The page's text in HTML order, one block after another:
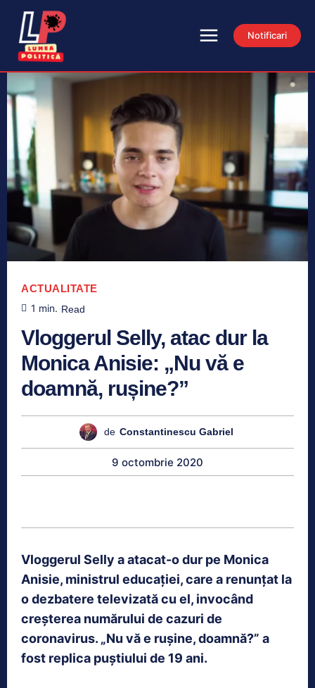
Notificari
ACTUALITATE
1 min. Read
Vloggerul Selly, atac dur la
Monica Anisie: „Nu vă e
doamnă, rușine?”
de Constantinescu Gabriel
9 octombrie 2020
Vloggerul Selly a atacat-o dur pe Monica
Anisie, ministrul educației, care a renunțat la
o dezbatere televizată cu el, invocând
creșterea numărului de cazuri de
coronavirus. „Nu vă e rușine, doamnă?” a
fost replica puștiului de 19 ani.